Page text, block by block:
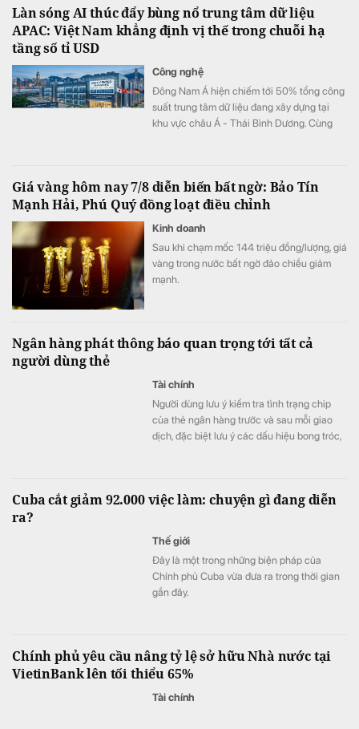
thị - Khu công nghiệp.
Làn sóng AI thúc đẩy bùng nổ trung tâm dữ liệu
APAC: Việt Nam khẳng định vị thế trong chuỗi hạ
tầng số tỉ USD
Công nghệ
Đông Nam Á hiện chiếm tới 50% tổng công
suất trung tâm dữ liệu đang xây dựng tại
khu vực châu Á - Thái Bình Dương. Cùng
cầu với nguồn cung tương lai tại TP.HCM
đạt 68MW cùng nhiều thỏa thuận đầu tư
Giá vàng hôm nay 7/8 diễn biến bất ngờ: Bảo Tín
Mạnh Hải, Phú Quý đồng loạt điều chỉnh
Kinh doanh
Sau khi chạm mốc 144 triệu đồng/lượng, giá
vàng trong nước bất ngờ đảo chiều giảm
mạnh.
Ngân hàng phát thông báo quan trọng tới tất cả
người dùng thẻ
Tài chính
Người dùng lưu ý kiểm tra tình trạng chip
của thẻ ngân hàng trước và sau mỗi giao
dịch, đặc biệt lưu ý các dấu hiệu bong tróc,
Cuba cắt giảm 92.000 việc làm: chuyện gì đang diễn
ra?
Thế giới
Đây là một trong những biện pháp của
Chính phủ Cuba vừa đưa ra trong thời gian
gần đây.
Chính phủ yêu cầu nâng tỷ lệ sở hữu Nhà nước tại
VietinBank lên tối thiểu 65%
Tài chính